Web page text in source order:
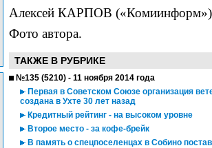
Алексей КАРПОВ
Фото автора.
ТАКЖЕ В РУБРИКЕ
№135 (5210) - 11 ноября 2014 года
Первая в Советском Союзе организация
создана в Ухте 30 лет назад
Кредитный рейтинг - на высоком уровне
Второе место - за кофе-брейк
В память о спецпоселенцах в Собино